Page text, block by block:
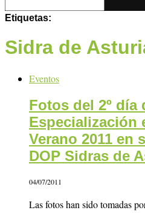
Etiquetas:
Sidra de
Eventos
Fotos del 2º día
Especialización
Verano 2011 en
DOP Sidras de
04/07/2011
Las fotos han sido tomadas